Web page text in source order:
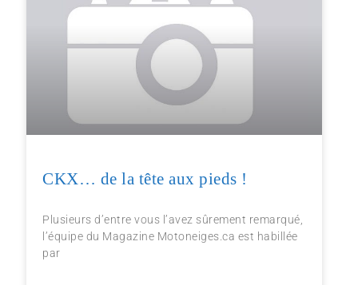
CKX… de la tête aux pieds !
Plusieurs d’entre vous l’avez sûrement remarqué,
l’équipe du Magazine Motoneiges.ca est habillée
par